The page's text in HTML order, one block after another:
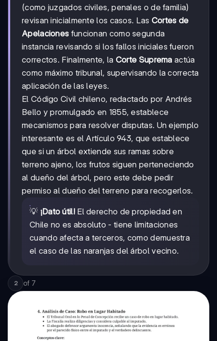
(como juzgados civiles, penales o de familia)
revisan inicialmente los casos. Las Cortes de
Apelaciones funcionan como segunda
instancia revisando si los fallos iniciales fueron
correctos. Finalmente, la Corte Suprema actúa
como máximo tribunal, supervisando la correcta
aplicación de las leyes.
El Código Civil chileno, redactado por Andrés
Bello y promulgado en 1855, establece
mecanismos para resolver disputas. Un ejemplo
interesante es el Artículo 943, que establece
que si un árbol extiende sus ramas sobre
terreno ajeno, los frutos siguen perteneciendo
al dueño del árbol, pero este debe pedir
permiso al dueño del terreno para recogerlos.
💡 ¡Dato útil!El derecho de propiedad en
Chile no es absoluto - tiene limitaciones
cuando afecta a terceros, como demuestra
el caso de las naranjas del árbol vecino.
2 of 7